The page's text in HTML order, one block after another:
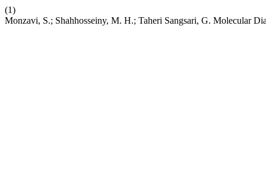
(1)
Monzavi, S.; Shahhosseiny, M. H.; Taheri Sangsari, G. Molecular